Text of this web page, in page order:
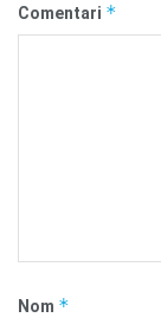
Comentari *
Nom *